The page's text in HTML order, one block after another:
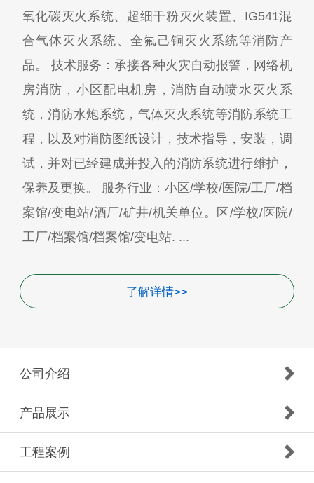
氧化碳灭火系统、超细干粉灭火装置、IG541混
合气体灭火系统、全氟己铜灭火系统等消防产
品。 技术服务：承接各种火灾自动报警，网络机
房消防，小区配电机房，消防自动喷水灭火系
统，消防水炮系统，气体灭火系统等消防系统工
程，以及对消防图纸设计，技术指导，安装，调
试，并对已经建成并投入的消防系统进行维护，
保养及更换。 服务行业：小区/学校/医院/工厂/档
案馆/变电站/酒厂/矿井/机关单位。区/学校/医院/
工厂/档案馆/档案馆/变电站. ...
了解详情>>
公司介绍
产品展示
工程案例